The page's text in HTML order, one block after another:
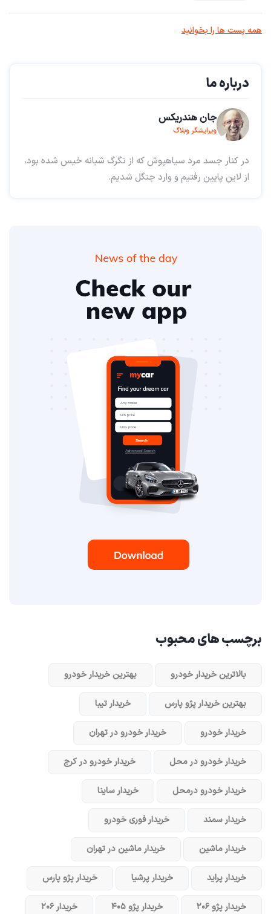
همه پست ها را بخوانید
درباره ما
جان هندریکس
ویرایشگر وبلاگ
در کنار جسد مرد سیاهپوش که از تگرگ شبانه خیس شده بود،
از لاین پایین رفتیم و وارد جنگل شدیم.
برچسب های محبوب
بالاترین خریدار خودرو بهترین خریدار خودرو
بهترین خریدار پژو پارس خریدار تیبا
خریدار خودرو خریدار خودرو در تهران
خریدار خودرو در محل خریدار خودرو در کرج
خریدار خودرو در‌محل خریدار ساینا
خریدار سمند خریدار فوری خودرو
خریدار ماشین خریدار ماشین در تهران
خریدار پراید خریدار پرشیا خریدار پژو پارس
خریدار پژو ۲۰۶ خریدار پژو ۴۰۵ خریدار ۲۰۶